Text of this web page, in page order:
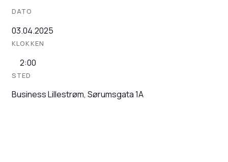
DATO
03.04.2025
KLOKKEN
2:00
STED
Business Lillestrøm, Sørumsgata 1A